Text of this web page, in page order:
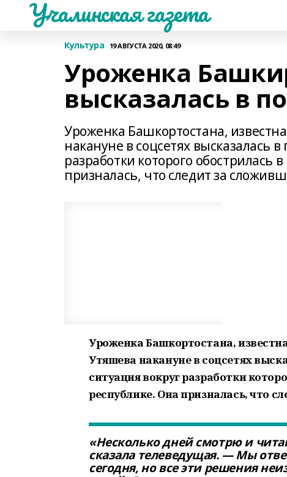
Учалинская газета
Культура 19 АВГУСТА 2020, 08:49
Уроженка
высказалась в
Уроженка Башкортостана,
накануне в соцсетях высказалась
разработки которого обострилась
призналась, что следит за
Уроженка Башкортостана,
Утяшева накануне в соцсетях
ситуация вокруг разработки
республике. Она призналась, что
«Несколько дней смотрю и
сказала телеведущая. — Мы
сегодня, но все эти решения